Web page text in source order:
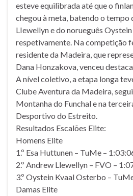
esteve equilibrada até que o
chegou à meta, batendo o tempo
LIewellyn e do norueguês
respetivamente. Na competição
residente da Madeira, que
Dana Honzakova, venceu
A nível coletivo, a etapa longa
Clube Aventura da Madeira,
Montanha do Funchal e na
Desportivo do Estreito.
Resultados Escalões Elite:
Homens Elite
1.º Esa Huttunen – TuMe –
2.º Andrew Llewellyn – FVO –
3.º Oystein Kvaal Osterbo –
Damas Elite